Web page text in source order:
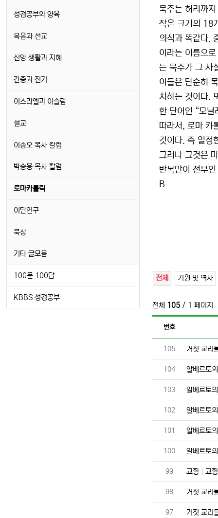
묵주는 허리까
작은 크기의 18
의식과 똑같다.
이라는 이름으
는 묵주가 그 사
이들은 단순히
치하는 것이다.
한 단어인 “모
따라서, 로마 카
것이다. 즉 일정
그러나 그것은
반복만이 전부
B
전체 기원 및 역사
전체 105 / 1 페이지
번호
번호
105 거짓 교리
번호
104 알베르토
번호
103 알베르토
번호
102 알베르토
번호
101 알베르토
번호
100 알베르토
번호
99 교황 교
번호
98 거짓 교리
번호
97 거짓 교리
성경공부와 양육
복음과 선교
신앙 생활과 지혜
간증과 전기
이스라엘과 이슬람
설교
이송오 목사 칼럼
박승용 목사 칼럼
로마카톨릭
이단연구
묵상
기타 글모음
100문 100답
KBBS 성경공부